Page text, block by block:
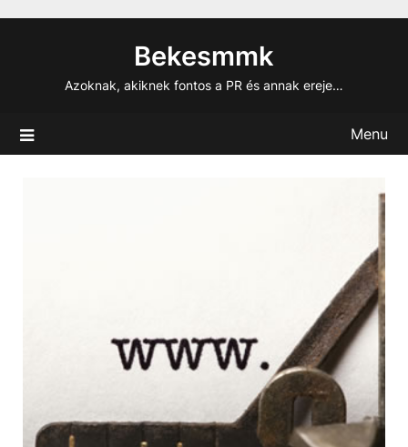
Bekesmmk
Azoknak, akiknek fontos a PR és annak ereje…
Menu